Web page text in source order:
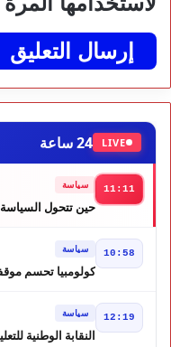
LIVE 24 ساعة
11:11 سياسة
حين تتحول
10:58 سياسة
كولومبيا تحسم
12:19 سياسة